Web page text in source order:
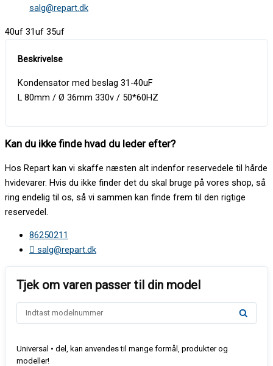
salg@repart.dk
40uf 31uf 35uf
Kondensator med beslag 31-40uF
L 80mm / Ø 36mm 330v / 50*60HZ
Kan du ikke finde hvad du leder efter?
Hos Repart kan vi skaffe næsten alt indenfor reservedele til hårde
hvidevarer. Hvis du ikke finder det du skal bruge på vores shop, så
ring endelig til os, så vi sammen kan finde frem til den rigtige
reservedel.
86250211
salg@repart.dk
Universal • del, kan anvendes til mange formål, produkter og
modeller!